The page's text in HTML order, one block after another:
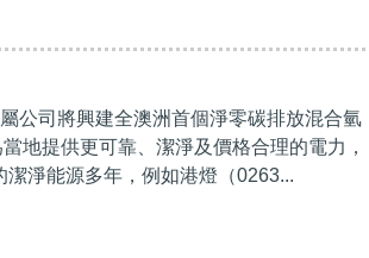
公司將興建全澳洲首個淨零碳排放混合氫
地提供更可靠、潔淨及價格合理的電力，
淨能源多年，例如港燈（0263...